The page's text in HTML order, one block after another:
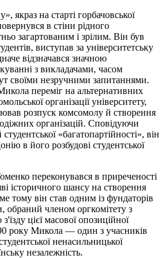
», якраз на старті горбачовської
в стіни рідного
загартованим і зрілим. Він був
виступав за університетську
відзначався значною
з викладачами, часом
своїми незручними запитаннями.
переміг на альтернативних
організації університету,
розпуск комсомолу й створення
організацій. Сповідуючи
«багатопартійності», він
в його розбудові студентської
переконувався в приреченості
історичного шансу на створення
тому він став одним із фундаторів
обраний членом оргкомітету з
цієї масової опозиційної
року Микола — один з учасників
ненасильницької
незалежність.